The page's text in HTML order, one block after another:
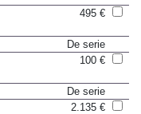
495 €
De serie
100 €
De serie
2.135 €